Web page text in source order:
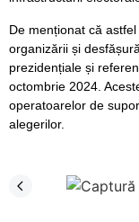
De menționat că
organizării și
prezidențiale și
octombrie 2024.
operatoarelor de
alegerilor.